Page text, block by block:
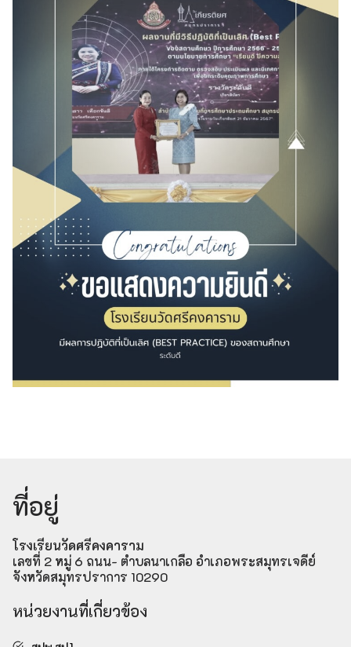
ที่อยู่
โรงเรียนวัดศรีคงคาราม
เลขที่ 2 หมู่ 6 ถนน- ตำบลนาเกลือ อำเภอพระสมุทรเจดีย์
จังหวัดสมุทรปราการ 10290
หน่วยงานที่เกี่ยวข้อง